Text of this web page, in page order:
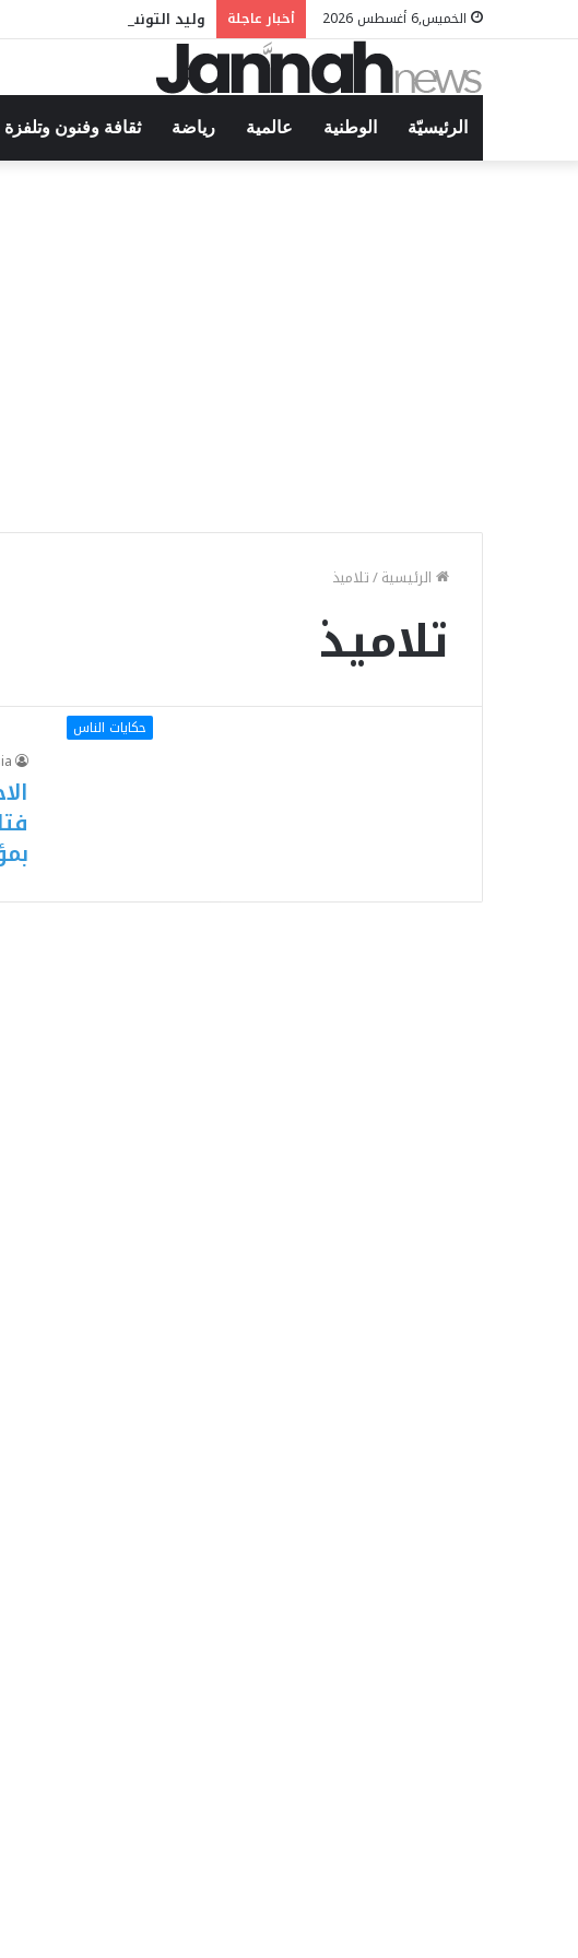
الخميس,6 أغسطس 2026 أخبار عاجلة وليد التونسي في مهرجان
الرئيسيّة الوطنية عالمية رياضة ثقافة وفنون وتلفزة
الرئيسية/تلاميذ
تلاميذ
حكايات الناس